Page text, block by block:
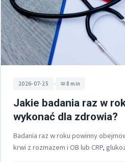
2026-07-25 • 8 min
Jakie badania raz w
wykonać dla zdrowia?
Badania raz w roku powinny
krwi z rozmazem i OB lub CRP,